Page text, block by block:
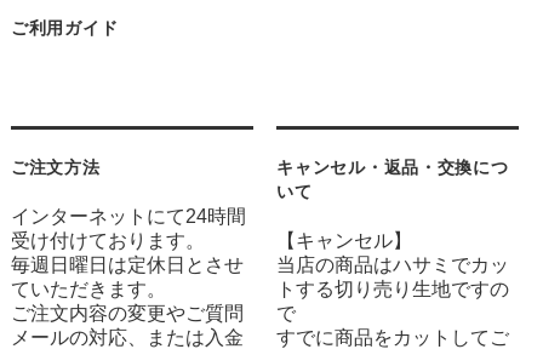
ご利用ガイド
ご注文方法
インターネットにて24時間
受け付けております。
毎週日曜日は定休日とさせ
ていただきます。
ご注文内容の変更やご質問
メールの対応、または入金
キャンセル・返品・交換につ
いて
【キャンセル】
当店の商品はハサミでカッ
トする切り売り生地ですの
で
すでに商品をカットしてご